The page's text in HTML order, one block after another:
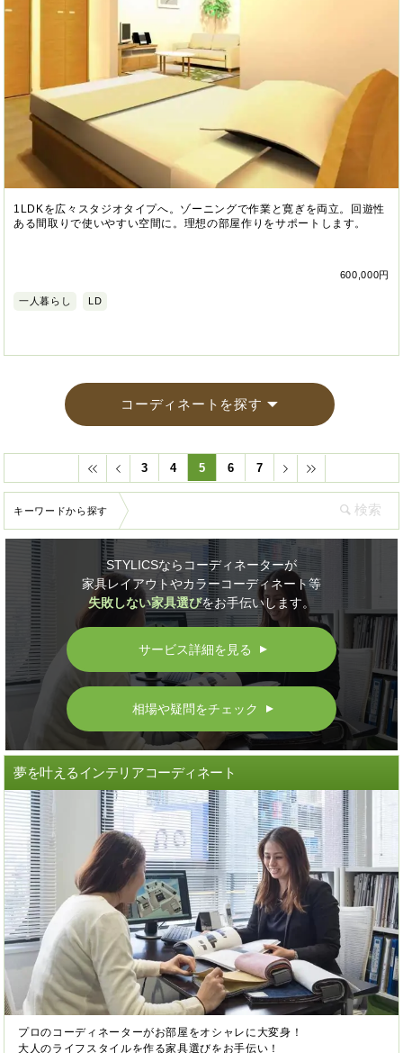
1LDKを広々スタジオタイプへ。ゾーニングで作業と寛ぎを両立。回遊性
ある間取りで使いやすい空間に。理想の部屋作りをサポートします。
600,000円
一人暮らし LD
コーディネートを探す
3 4 5 6 7
キーワードから探す
STYLICSならコーディネーターが
家具レイアウトやカラーコーディネート等
失敗しない家具選びをお手伝いします。
サービス詳細を見る ▲
相場や疑問をチェック ▲
夢を叶えるインテリアコーディネート
プロのコーディネーターがお部屋をオシャレに大変身！
大人のライフスタイルを作る家具選びをお手伝い！